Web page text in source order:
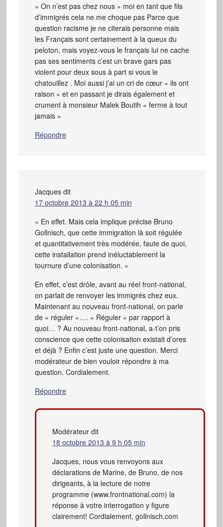
« On n’est pas chez nous » moi en tant que fils
d’immigrés cela ne me choque pas Parce que
question racisme je ne citerais personne mais
les Français sont certainement à la queux du
peloton, mais voyez-vous le français lui ne cache
pas ses sentiments c’est un brave gars pas
violent pour deux sous à part si vous le
chatouillez . Moi aussi j’ai un cri de cœur « ils ont
raison » et en passant je dirais également et
crument à monsieur Malek Boutih « ferme à tout
jamais »
Répondre
Jacques dit
17 octobre 2013 à 22 h 05 min
« En effet. Mais cela implique précise Bruno
Gollnisch, que cette immigration là soit régulée
et quantitativement très modérée, faute de quoi,
cette installation prend inéluctablement la
tournure d’une colonisation. »
En effet, c’est drôle, avant au réel front-national,
on parlait de renvoyer les immigrés chez eux.
Maintenant au nouveau front-national, on parle
de « réguler »…. « Réguler » par rapport à
quoi… ? Au nouveau front-national, a-t’on pris
conscience que cette colonisation existait d’ores
et déjà ? Enfin c’est juste une question. Merci
modérateur de bien vouloir répondre à ma
question. Cordialement.
Répondre
Modérateur dit
18 octobre 2013 à 9 h 05 min
Jacques, nous vous renvoyons aux
déclarations de Marine, de Bruno, de nos
dirigeants, à la lecture de notre
programme (www.frontnational.com) la
réponse à votre interrogation y figure
clairement! Cordialement, gollnisch.com